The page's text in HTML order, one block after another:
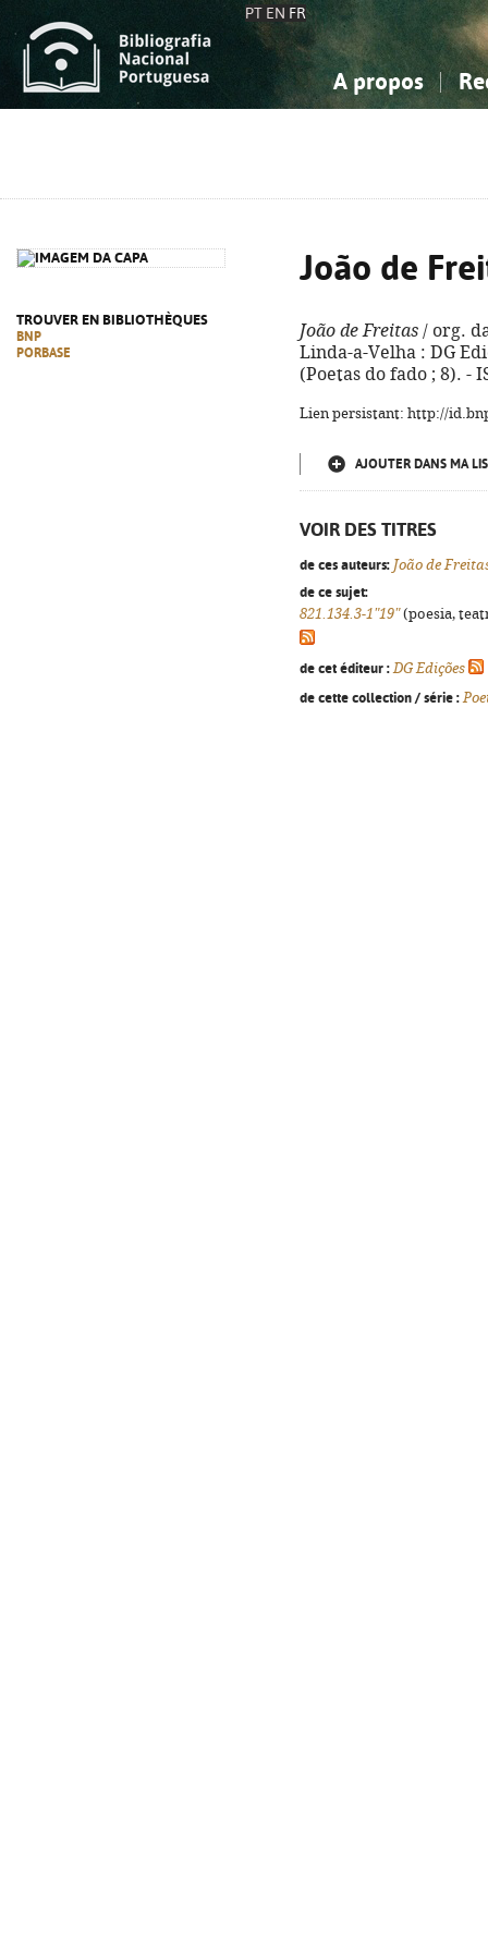
PT EN FR
A propos
TROUVER EN BIBLIOTHÈQUES
BNP
PORBASE
João de
João de Freitas / org.
Linda-a-Velha : DG
(Poetas do fado ; 8). -
Lien persistant: http://
AJOUTER DANS MA
VOIR DES TITRES
de ces auteurs: João de
de ce sujet:
821.134.3-1"19"(poesia,
de cet éditeur : DG Edições
de cette collection / série :